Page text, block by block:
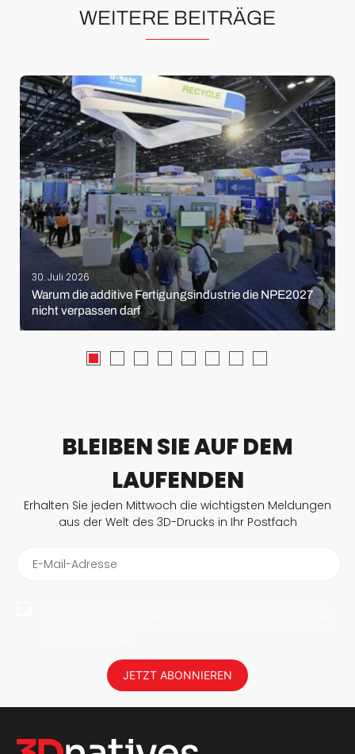
WEITERE BEITRÄGE
30. Juli 2026
Warum die additive Fertigungsindustrie die NPE2027
nicht verpassen darf
BLEIBEN SIE AUF DEM
LAUFENDEN
Erhalten Sie jeden Mittwoch die wichtigsten Meldungen
aus der Welt des 3D-Drucks in Ihr Postfach
E-Mail-Adresse
JETZT ABONNIEREN